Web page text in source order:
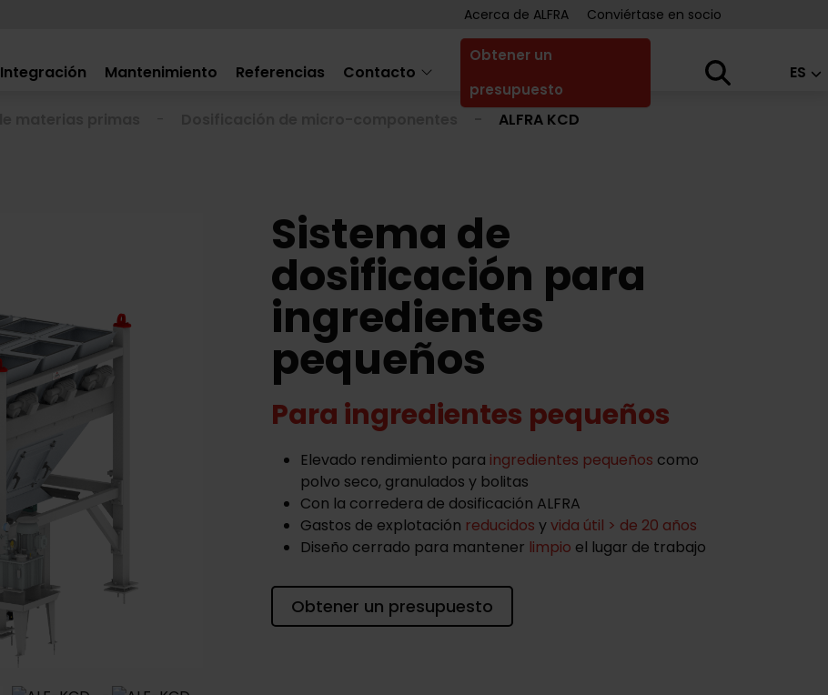
Acerca de ALFRA Conviértase en socio
Integración Mantenimiento Referencias Contacto
Obtener un
presupuesto
ES
ALFRA KCD
Sistema de
dosificación para
ingredientes
pequeños
Para ingredientes pequeños
Elevado rendimiento para ingredientes pequeños como
polvo seco, granulados y bolitas
Con la corredera de dosificación ALFRA
Gastos de explotación reducidos yvida útil > de 20 años
Diseño cerrado para mantener limpio el lugar de trabajo
Obtener un presupuesto